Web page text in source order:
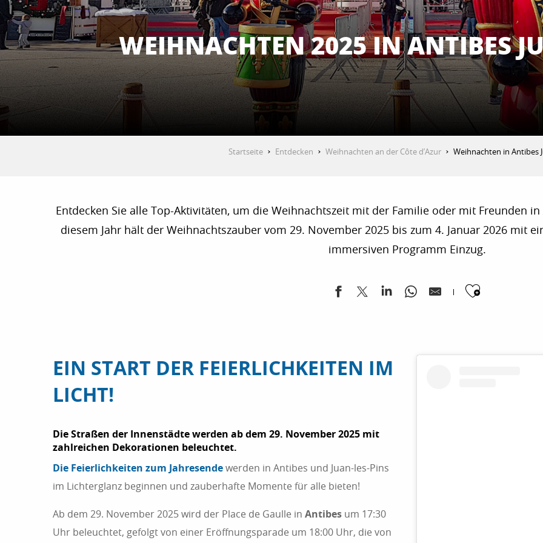
WEIHNACHTEN 2025 IN ANTIBES
Startseite Entdecken Weihnachten an der Côte d’Azur Weihnachten in Antibes
Entdecken Sie alle Top-Aktivitäten, um die Weihnachtszeit mit der Familie oder mit Freunden
diesem Jahr hält der Weihnachtszauber vom 29. November 2025 bis zum 4. Januar 2026 mit
immersiven Programm Einzug.
Ajouter
EIN START DER FEIERLICHKEITEN IM
LICHT!
Die Straßen der Innenstädte werden ab dem 29. November 2025 mit
zahlreichen Dekorationen beleuchtet.
Die Feierlichkeiten zum Jahresendewerden in Antibes und Juan-les-Pins
im Lichterglanz beginnen und zauberhafte Momente für alle bieten!
Ab dem 29. November 2025 wird der Place de Gaulle in Antibes um 17:30
Uhr beleuchtet, gefolgt von einer Eröffnungsparade um 18:00 Uhr, die von